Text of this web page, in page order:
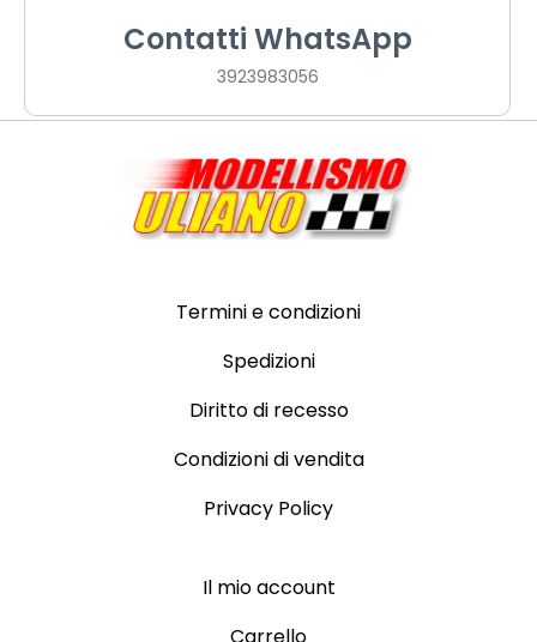
Contatti WhatsApp
3923983056
Termini e condizioni
Spedizioni
Diritto di recesso
Condizioni di vendita
Privacy Policy
Il mio account
Carrello